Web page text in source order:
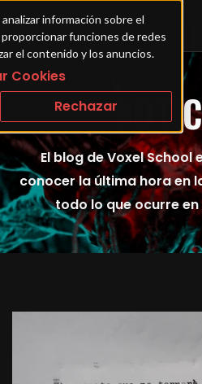
información sobre el
funciones de redes
el contenido y los anuncios.
Cookies
Rechazar
El blog de Voxel School
conocer la última hora en
todo lo que ocurre